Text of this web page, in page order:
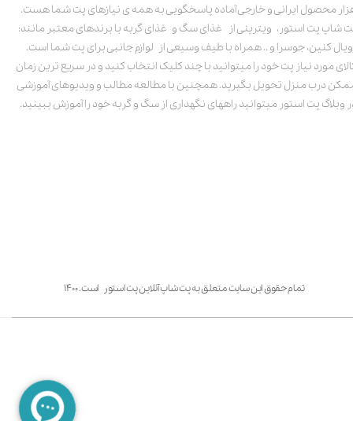
محصول ایرانی و خارجی آماده پاسخگویی به همه ی نیازهای پت شما هست.
شاپ پت استور، ویترینی از غذای سگ و غذای گربه با برندهای معتبر مانند:
کنین، جوسرا و .. همراه با طیف وسیعی از لوازم جانبی برای پت شما است.
مورد نیاز پت خود را میتوانید با چند کلیک انتخاب کنید و در سریع ترین زمان
درب منزل تحویل بگیرید. همچنین با مطالعه مطالب و ویدیوهای آموزشی
وبلاگ پت استور میتوانید راههای نگهداری از سگ و گربه خود را آموزش ببینید.
تمام حقوق این سایت متعلق به پت شاپ آنلاین پت استور است. ۱۴۰۰